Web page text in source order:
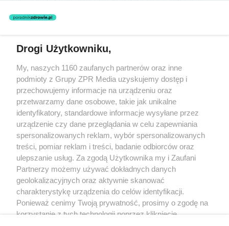
świadczeń zdrowotnych w rozumieniu art. 3 ust 1 ustawy o
rozpowszechniany lub dalej rozpowszechniany w jakikolwiek sposób
(w tym także elektroniczny lub mechaniczny) na jakimkolwiek polu
eksploatacji w jakiejkolwiek formie, włącznie z umieszczaniem w
Internecie bez pisemnej zgody właściciela praw. Jakiekolwiek użycie
lub wykorzystanie utworów w całości lub w części z naruszeniem
prawa, tzn. bez właściwej zgody, jest zabronione pod groźbą kary i
może być ścigane prawnie.
O nas
Informacje prawne
Drogi Użytkowniku,
My, naszych 1160 zaufanych partnerów oraz inne
podmioty z Grupy ZPR Media uzyskujemy dostęp i
przechowujemy informacje na urządzeniu oraz
przetwarzamy dane osobowe, takie jak unikalne
identyfikatory, standardowe informacje wysyłane przez
urządzenie czy dane przeglądania w celu zapewniania
spersonalizowanych reklam, wybór spersonalizowanych
treści, pomiar reklam i treści, badanie odbiorców oraz
ulepszanie usług. Za zgodą Użytkownika my i Zaufani
Partnerzy możemy używać dokładnych danych
geolokalizacyjnych oraz aktywnie skanować
charakterystykę urządzenia do celów identyfikacji.
Ponieważ cenimy Twoją prywatność, prosimy o zgodę na
korzystanie z tych technologii poprzez kliknięcie